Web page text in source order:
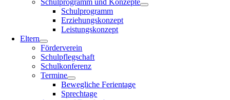
Schulprogramm und Konzepte
Schulprogramm
Erziehungskonzept
Leistungskonzept
Eltern
Förderverein
Schulpflegschaft
Schulkonferenz
Termine
Bewegliche Ferientage
Sprechtage